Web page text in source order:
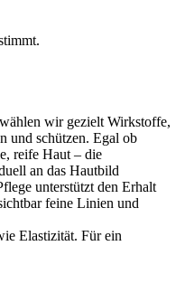
wir gezielt Wirkstoffe,
und schützen. Egal ob
reife Haut – die
an das Hautbild
unterstützt den Erhalt
feine Linien und
Elastizität. Für ein